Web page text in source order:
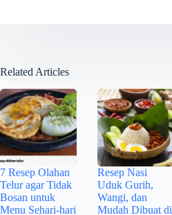
Related Articles
7 Resep Olahan
Telur agar Tidak
Bosan untuk
Menu Sehari-hari
Resep Nasi
Uduk Gurih,
Wangi, dan
Mudah Dibuat di